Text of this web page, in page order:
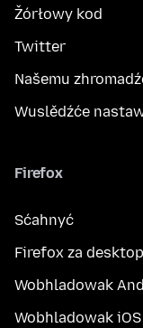
Žórłowy kod
Twitter
Našemu
Wuslědźće
Firefox
Sćahnyć
Firefox za desktop
Wobhladowak
Wobhladowak iOS